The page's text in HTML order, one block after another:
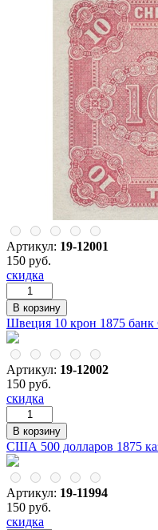
Артикул: 19-12001
150 руб.
скидка
Швеция 10 крон 1875 банк
Артикул: 19-12002
150 руб.
скидка
США 500 долларов 1875
Артикул: 19-11994
150 руб.
скидка